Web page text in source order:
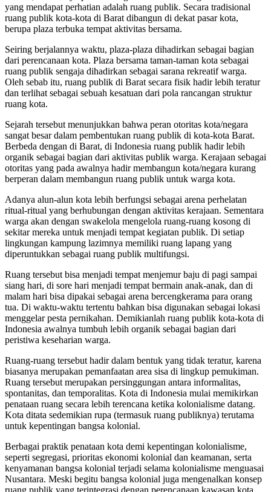
yang mendapat perhatian adalah ruang publik. Secara tradisional
ruang publik kota-kota di Barat dibangun di dekat pasar kota,
berupa plaza terbuka tempat aktivitas bersama.
Seiring berjalannya waktu, plaza-plaza dihadirkan sebagai bagian
dari perencanaan kota. Plaza bersama taman-taman kota sebagai
ruang publik sengaja dihadirkan sebagai sarana rekreatif warga.
Oleh sebab itu, ruang publik di Barat secara fisik hadir lebih teratur
dan terlihat sebagai sebuah kesatuan dari pola rancangan struktur
ruang kota.
Sejarah tersebut menunjukkan bahwa peran otoritas kota/negara
sangat besar dalam pembentukan ruang publik di kota-kota Barat.
Berbeda dengan di Barat, di Indonesia ruang publik hadir lebih
organik sebagai bagian dari aktivitas publik warga. Kerajaan sebagai
otoritas yang pada awalnya hadir membangun kota/negara kurang
berperan dalam membangun ruang publik untuk warga kota.
Adanya alun-alun kota lebih berfungsi sebagai arena perhelatan
ritual-ritual yang berhubungan dengan aktivitas kerajaan. Sementara
warga akan dengan swakelola mengelola ruang-ruang kosong di
sekitar mereka untuk menjadi tempat kegiatan publik. Di setiap
lingkungan kampung lazimnya memiliki ruang lapang yang
diperuntukkan sebagai ruang publik multifungsi.
Ruang tersebut bisa menjadi tempat menjemur baju di pagi sampai
siang hari, di sore hari menjadi tempat bermain anak-anak, dan di
malam hari bisa dipakai sebagai arena bercengkerama para orang
tua. Di waktu-waktu tertentu bahkan bisa digunakan sebagai lokasi
menggelar pesta pernikahan. Demikianlah ruang publik kota-kota di
Indonesia awalnya tumbuh lebih organik sebagai bagian dari
peristiwa keseharian warga.
Ruang-ruang tersebut hadir dalam bentuk yang tidak teratur, karena
biasanya merupakan pemanfaatan area sisa di lingkup pemukiman.
Ruang tersebut merupakan persinggungan antara informalitas,
spontanitas, dan temporalitas. Kota di Indonesia mulai memikirkan
penataan ruang secara lebih terencana ketika kolonialisme datang.
Kota ditata sedemikian rupa (termasuk ruang publiknya) terutama
untuk kepentingan bangsa kolonial.
Berbagai praktik penataan kota demi kepentingan kolonialisme,
seperti segregasi, prioritas ekonomi kolonial dan keamanan, serta
kenyamanan bangsa kolonial terjadi selama kolonialisme menguasai
Nusantara. Meski begitu bangsa kolonial juga mengenalkan konsep
ruang publik yang terintegrasi dengan perencanaan kawasan kota.